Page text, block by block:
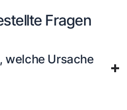
Fragen
welche Ursache